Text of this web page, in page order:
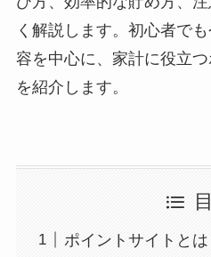
く解説します。初心者で
容を中心に、家計に役立
を紹介します。
ポイントサイトと